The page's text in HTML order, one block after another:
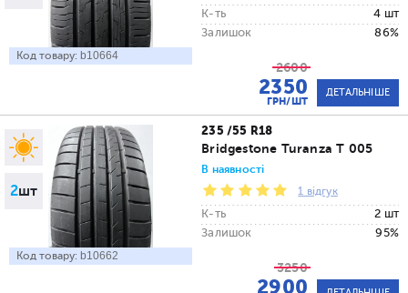
Код товару: b10664
К-ть
4 шт
Залишок
86%
2600
2350
ГРН/ШТ
ДЕТАЛЬНІШЕ
2шт
Код товару: b10662
235 /55 R18
Bridgestone Turanza T 005
В наявності
1 відгук
К-ть
2 шт
Залишок
95%
3250
2900